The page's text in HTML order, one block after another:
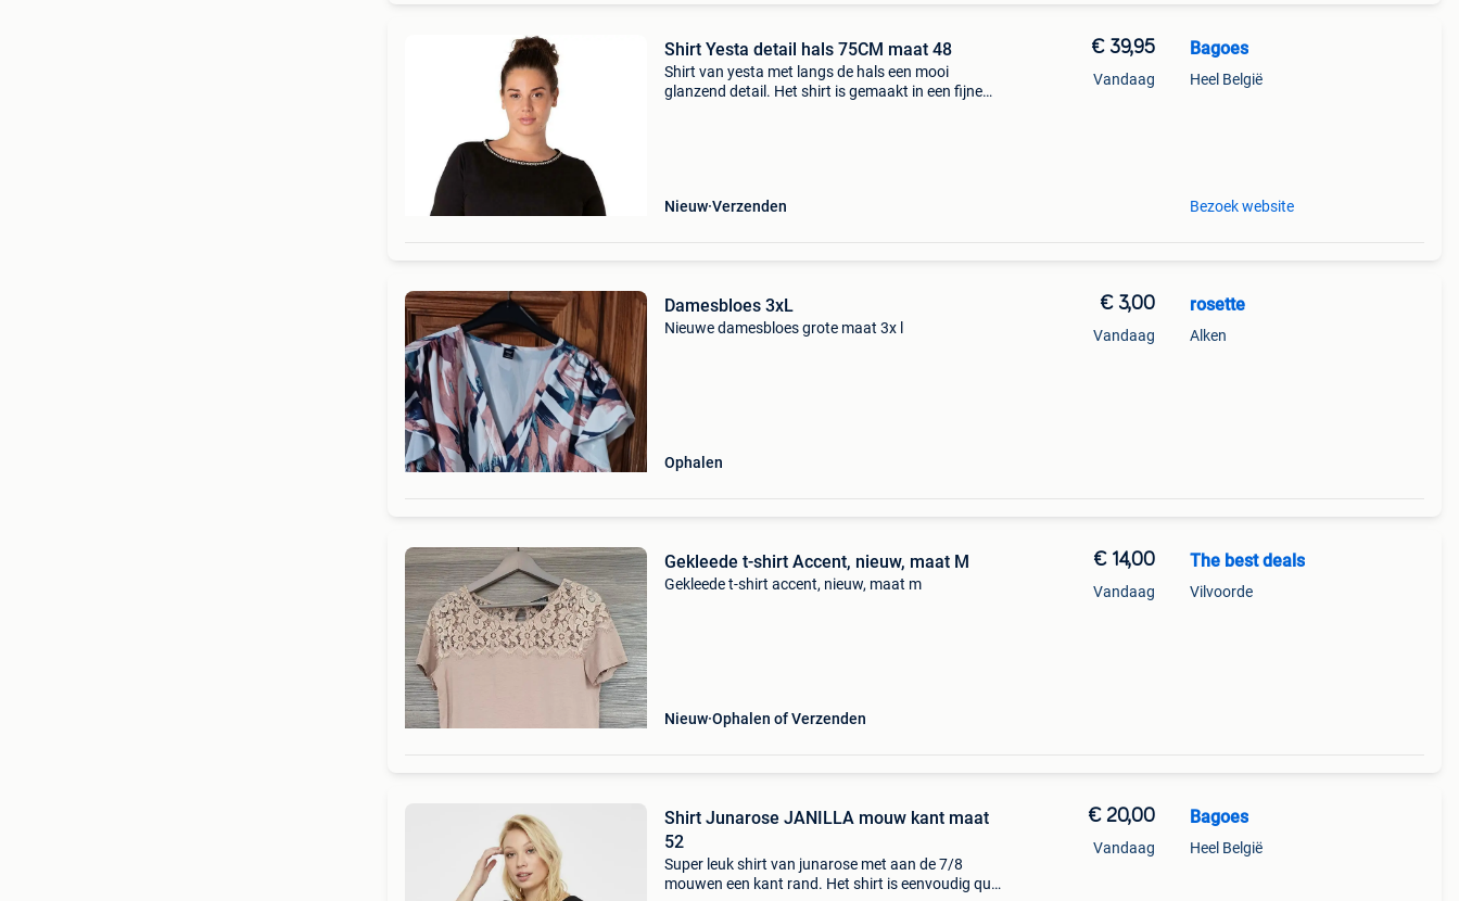
Shirt Yesta detail hals 75CM maat 48
Shirt van yesta met langs de hals een mooi
glanzend detail. Het shirt is gemaakt in een fijne
Nieuw Verzenden
€ 39,95
Vandaag
Bagoes
Heel België
Bezoek website
Damesbloes 3xL
Nieuwe damesbloes grote maat 3x l
Ophalen
€ 3,00
Vandaag
rosette
Alken
Gekleede t-shirt Accent, nieuw, maat M
Gekleede t-shirt accent, nieuw, maat m
Nieuw Ophalen of Verzenden
€ 14,00
Vandaag
The best deals
Vilvoorde
Shirt Junarose JANILLA mouw kant maat
52
Super leuk shirt van junarose met aan de 7/8
mouwen een kant rand. Het shirt is eenvoudig qua
€ 20,00
Vandaag
Bagoes
Heel België